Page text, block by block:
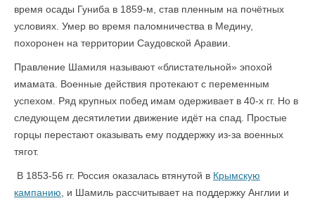
время осады Гуниба в 1859-м, став пленным на почётных
условиях. Умер во время паломничества в Медину,
похоронен на территории Саудовской Аравии.
Правление Шамиля называют «блистательной» эпохой
имамата. Военные действия протекают с переменным
успехом. Ряд крупных побед имам одерживает в 40-х гг. Но в
следующем десятилетии движение идёт на спад. Простые
горцы перестают оказывать ему поддержку из-за военных
тягот.
В 1853-56 гг. Россия оказалась втянутой в Крымскую
кампанию , и Шамиль рассчитывает на поддержку Англии и